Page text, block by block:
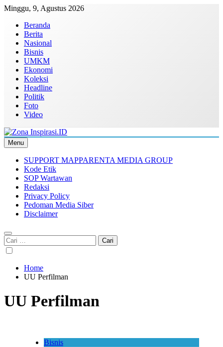
Skip
content
Minggu, 9, Agustus 2026
Beranda
Berita
Nasional
Bisnis
UMKM
Ekonomi
Koleksi
Headline
Politik
Foto
Video
Zona Inspirasi.ID
Bersama Membangun Semangat Baru
Menu
SUPPORT MAPPARENTA MEDIA GROUP
Kode Etik
SOP Wartawan
Redaksi
Privacy Policy
Pedoman Media Siber
Disclaimer
Cari
untuk:
Home
UU Perfilman
UU Perfilman
Bisnis